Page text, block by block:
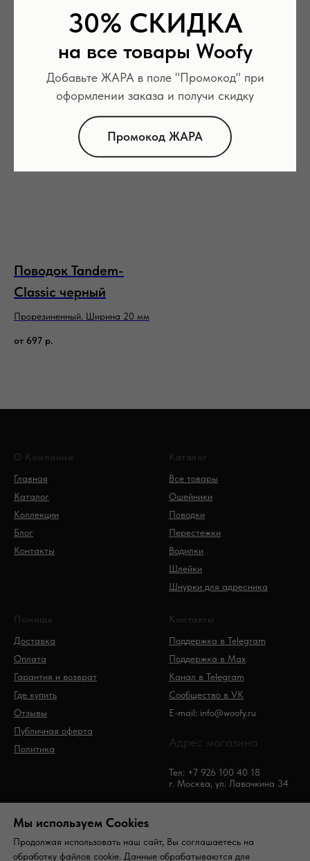
30% СКИДКА
на все товары Woofy
Добавьте ЖАРА в поле "Промокод" при
оформлении заказа и получи скидку
Промокод ЖАРА
Прорезиненный. Ширина 20 мм Прорезиненный. Ширина 20 мм
от 697
Поводок Tandem-
Classic черный
Прорезиненный. Ширина 20 мм
от 697 р.
О Компании
Главная
Каталог
Коллекции
Блог
Контакты
Каталог
Все товары
Ошейники
Поводки
Перестежки
Водилки
Шлейки
Шнурки для адресника
Помощь
Доставка
Оплата
Гарантия и возврат
Где купить
Отзывы
Публичная оферта
Политика
Контакты
Поддержка в Telegram
Поддержка в Max
Канал в Telegram
Сообщество в VK
E-mail: info@woofy.ru
Адрес магазина
Тел: +7 926 100 40 18
г. Москва, ул. Лавочкина 34
Мы используем Сookies
Продолжая использовать наш сайт, Вы соглашаетесь на
обработку файлов cookie. Данные обрабатываются для